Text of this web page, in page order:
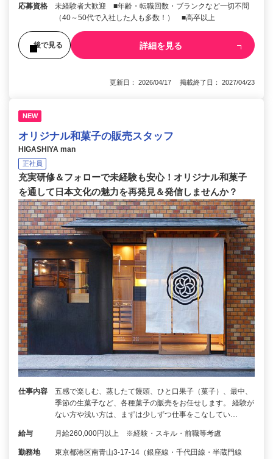
応募資格
未経験者大歓迎 ■年齢・転職回数・ブランクなど一切不問
（40～50代で入社した人も多数！） ■高卒以上
後で見る 詳細を見る
更新日： 2026/04/17 掲載終了日： 2027/04/23
NEW
オリジナル和菓子の販売スタッフ
HIGASHIYA man
正社員
充実研修＆フォローで未経験も安心！オリジナル和菓子
を通して日本文化の魅力を再発見＆発信しませんか？
仕事内容
五感で楽しむ、蒸したて饅頭、ひと口果子（菓子）、最中、
季節の生菓子など、各種菓子の販売をお任せします。 経験が
ない方や浅い方は、まずは少しずつ仕事をこなしてい…
給与 月給260,000円以上 ※経験・スキル・前職等考慮
勤務地
東京都港区南青山3-17-14（銀座線・千代田線・半蔵門線